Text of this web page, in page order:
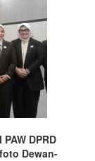
DPRD
Dewan-